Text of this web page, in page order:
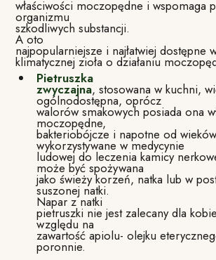
właściwości moczopędne i wspomaga
organizmu
szkodliwych substancji.
A oto
najpopularniejsze i najłatwiej dostępne
klimatycznej zioła o działaniu
Pietruszka
zwyczajna, stosowana w kuchni,
ogólnodostępna, oprócz
walorów smakowych posiada ona
moczopędne,
bakteriobójcze i napotne od wieków
wykorzystywane w medycynie
ludowej do leczenia kamicy
może być spożywana
jako świeży korzeń, natka lub w
suszonej natki.
Napar z natki
pietruszki nie jest zalecany dla
względu na
zawartość apiolu- olejku
poronnie.